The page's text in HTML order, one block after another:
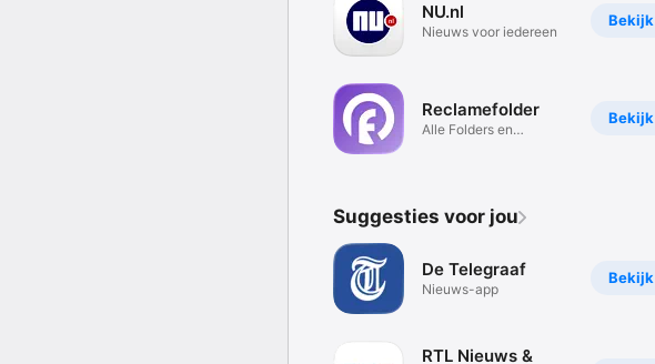
Bekijk
NU.nl
Nieuws voor iedereen
Bekijk
Reclamefolder
Alle Folders en
Suggesties voor jou
Bekijk
De Telegraaf
Nieuws-app
RTL Nieuws &